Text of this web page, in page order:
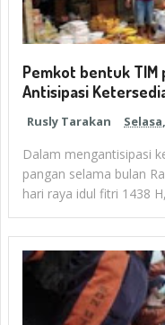
Pemkot bentuk TIM
Antisipasi
Rusly Tarakan
Dalam mengantisipasi
pangan selama bulan
hari raya idul fitri 1438